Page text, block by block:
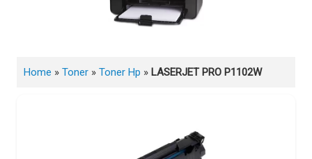
Home » Toner » Toner Hp » LASERJET PRO P1102W